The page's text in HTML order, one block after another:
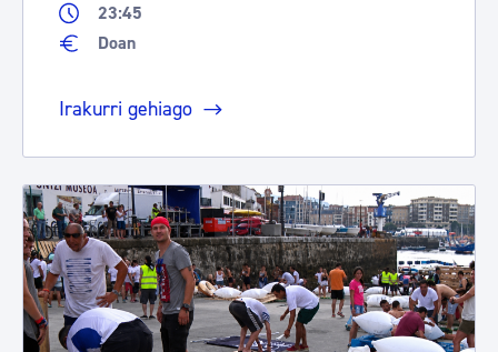
23:45
Doan
Irakurri gehiago